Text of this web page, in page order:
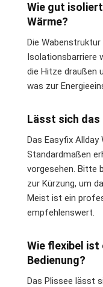
Wie gut
Wärme?
Die
Isolationsbarriere
die Hitze draußen
was zur
Lässt sich das
Das Easyfix Allday
Standardmaßen
vorgesehen. Bitte
zur Kürzung, um
Meist ist ein
empfehlenswert.
Wie flexibel ist
Bedienung?
Das Plissee lässt